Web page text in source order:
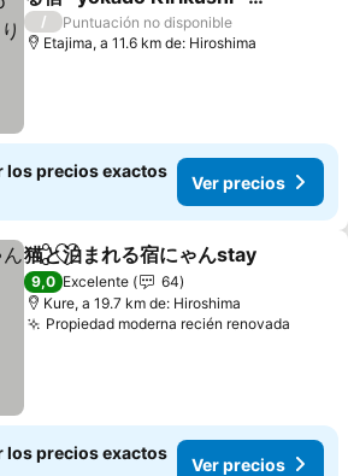
れほっこり
Ver precios
/
Puntuación no disponible
Etajima, a 11.6 km de: Hiroshima
los precios exactos
Ver precios
CompartirAgregar a favoritos
猫と泊まれる宿にゃんstay
9,0 Excelente
64
Kure, a 19.7 km de: Hiroshima
Propiedad moderna recién renovada
los precios exactos
Ver precios